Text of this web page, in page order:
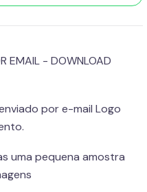
EMAIL - DOWNLOAD
por e-mail Logo
uma pequena amostra